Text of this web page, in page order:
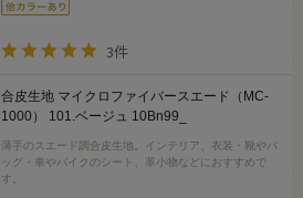
3件
合皮生地 マイクロファイバースエード（MC-
1000） 101.ベージュ 10Bn99_
薄手のスエード調合皮生地。インテリア、衣装・靴やバ
ッグ・車やバイクのシート、革小物などにおすすめで
す。